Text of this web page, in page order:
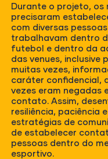
Durante o projeto, os
precisaram
com diversas
trabalhavam dentro
futebol e dentro da
das venues, inclusive
muitas vezes,
caráter confidencial,
vezes eram negadas
contato. Assim,
resiliência, paciência
estratégias de
de estabelecer
pessoas dentro do
esportivo.